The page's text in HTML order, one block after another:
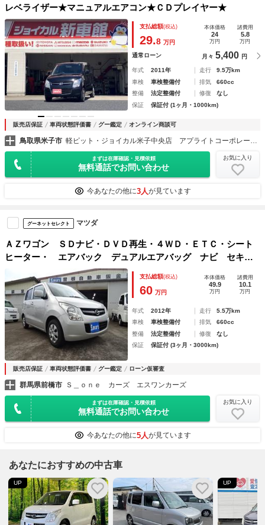
レベライザー★マニュアルエアコン★ＣＤプレイヤー★
支払総額(税込)
29.8 万円
本体価格
24
万円
諸費用
5.8
万円
通常ローン 月々 5,400 円
年式 2011年 走行
9.5万km
車検
車検整備付 排気
660cc
整備
法定整備付 修復
なし
保証
保証付 (1ヶ月・1000km)
販売店保証 車両状態評価書 グー鑑定 オンライン商談可
鳥取県米子市 軽ピット・ジョイカル米子中央店 アプライトコーポレーション（有）
まずは在庫確認・見積依頼
無料通話でお問い合わせ
お気に入り
今あなたの他に3人が見ています
グーネットセレクト マツダ
ＡＺワゴン ＳＤナビ・ＤＶＤ再生・４ＷＤ・ＥＴＣ・シート
ヒーター・ エアバック デュアルエアバッグ ナビ セキュ
リティ ＳＤナビ ベンチシート ＰＷ キーレス ＥＴＣ
パワステ ＡＢＳ 衝突安全ボディ ＡＣ シートヒーター
４ＷＤ フルフラット 記録簿 ＤＶＤ再生
支払総額(税込)
60 万円
本体価格
49.9
万円
諸費用
10.1
万円
年式 2012年 走行
5.5万km
車検
車検整備付 排気
660cc
整備
法定整備付 修復
なし
保証
保証付 (3ヶ月・3000km)
販売店保証 車両状態評価書 グー鑑定 ローン仮審査
群馬県前橋市 Ｓ＿ｏｎｅ カーズ エスワンカーズ
まずは在庫確認・見積依頼
無料通話でお問い合わせ
お気に入り
今あなたの他に5人が見ています
あなたにおすすめの中古車
UP UP